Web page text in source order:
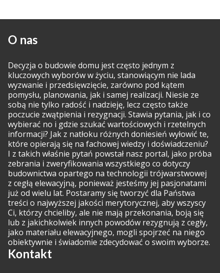
Kontakt
O nas
Decyzja o budowie domu jest często jednym z
kluczowych wyborów w życiu, stanowiącym nie lada
wyzwanie i przedsięwzięcie, zarówno pod kątem
pomysłu, planowania, jak i samej realizacji. Niesie ze
sobą nie tylko radość i nadzieję, lecz często także
poczucie zwątpienia i rezygnacji. Stawia pytania, jak i co
wybierać no i gdzie szukać wartościowych i rzetelnych
informacji? Jak z natłoku różnych doniesień wyłowić te,
które opierają się na fachowej wiedzy i doświadczeniu?
I z takich właśnie pytań powstał nasz portal, jako próba
zebrania i zweryfikowania wszystkiego co dotyczy
budownictwa opartego na technologii trójwarstwowej
z cegłą elewacyjną, ponieważ jesteśmy jej pasjonatami
już od wielu lat. Postaramy się tworzyć dla Państwa
treści o najwyższej jakości merytorycznej, aby wszyscy
Ci, którzy chcieliby, ale nie mają przekonania, boją się
lub z jakichkolwiek innych powodów rezygnują z cegły,
jako materiału elewacyjnego, mogli spojrzeć na niego
obiektywnie i świadomie zdecydować o swoim wyborze.